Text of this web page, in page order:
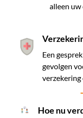
alleen uw
Een
gevolgen
Hoe nu